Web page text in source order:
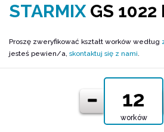
STARMIX GS 1022
Proszę zweryfikować kształt worków według
jesteś pewien/a, skontaktuj się z nami.
worków